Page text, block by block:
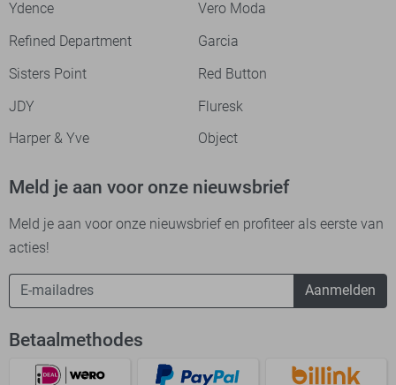
Ydence
Vero Moda
Refined Department
Garcia
Sisters Point
Red Button
JDY
Fluresk
Harper & Yve
Object
Meld je aan voor onze nieuwsbrief
Meld je aan voor onze nieuwsbrief en profiteer als eerste van
acties!
Aanmelden
Betaalmethodes